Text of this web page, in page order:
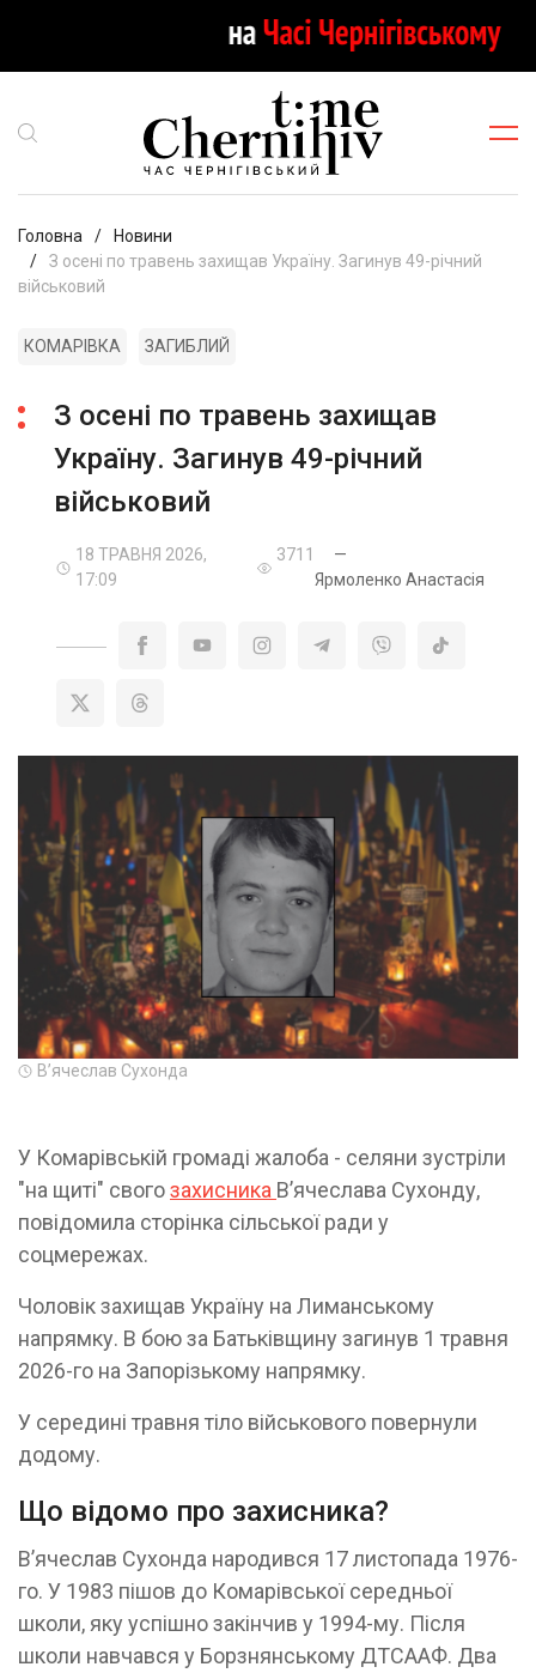
Головна
Новини
З осені по травень захищав Україну. Загинув 49-річний
військовий
КОМАРІВКА ЗАГИБЛИЙ
З осені по травень захищав
Україну. Загинув 49-річний
військовий
18 ТРАВНЯ 2026,
17:09
3711
—
Ярмоленко Анастасія
Вʼячеслав Сухонда
У Комарівській громаді жалоба - селяни зустріли
"на щиті" свогозахисника Вʼячеслава Сухонду,
повідомила сторінка сільської ради у
соцмережах.
Чоловік захищав Україну на Лиманському
напрямку. В бою за Батьківщину загинув 1 травня
2026-го на Запорізькому напрямку.
У середині травня тіло військового повернули
додому.
Що відомо про захисника?
Вʼячеслав Сухонда народився 17 листопада 1976-
го. У 1983 пішов до Комарівської середньої
школи, яку успішно закінчив у 1994-му. Після
школи навчався у Борзнянському ДТСААФ. Два